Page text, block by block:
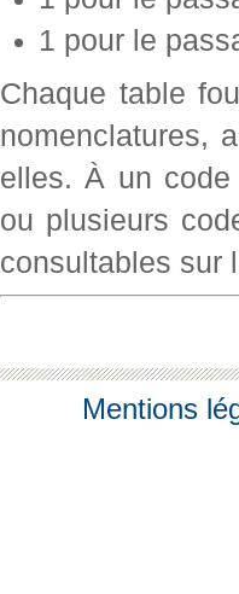
1 pour le
Chaque table
nomenclatures,
elles. À un code
ou plusieurs
consultables sur
Mentions